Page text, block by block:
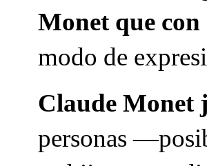
Monet que con
modo de
Claude Monet
personas